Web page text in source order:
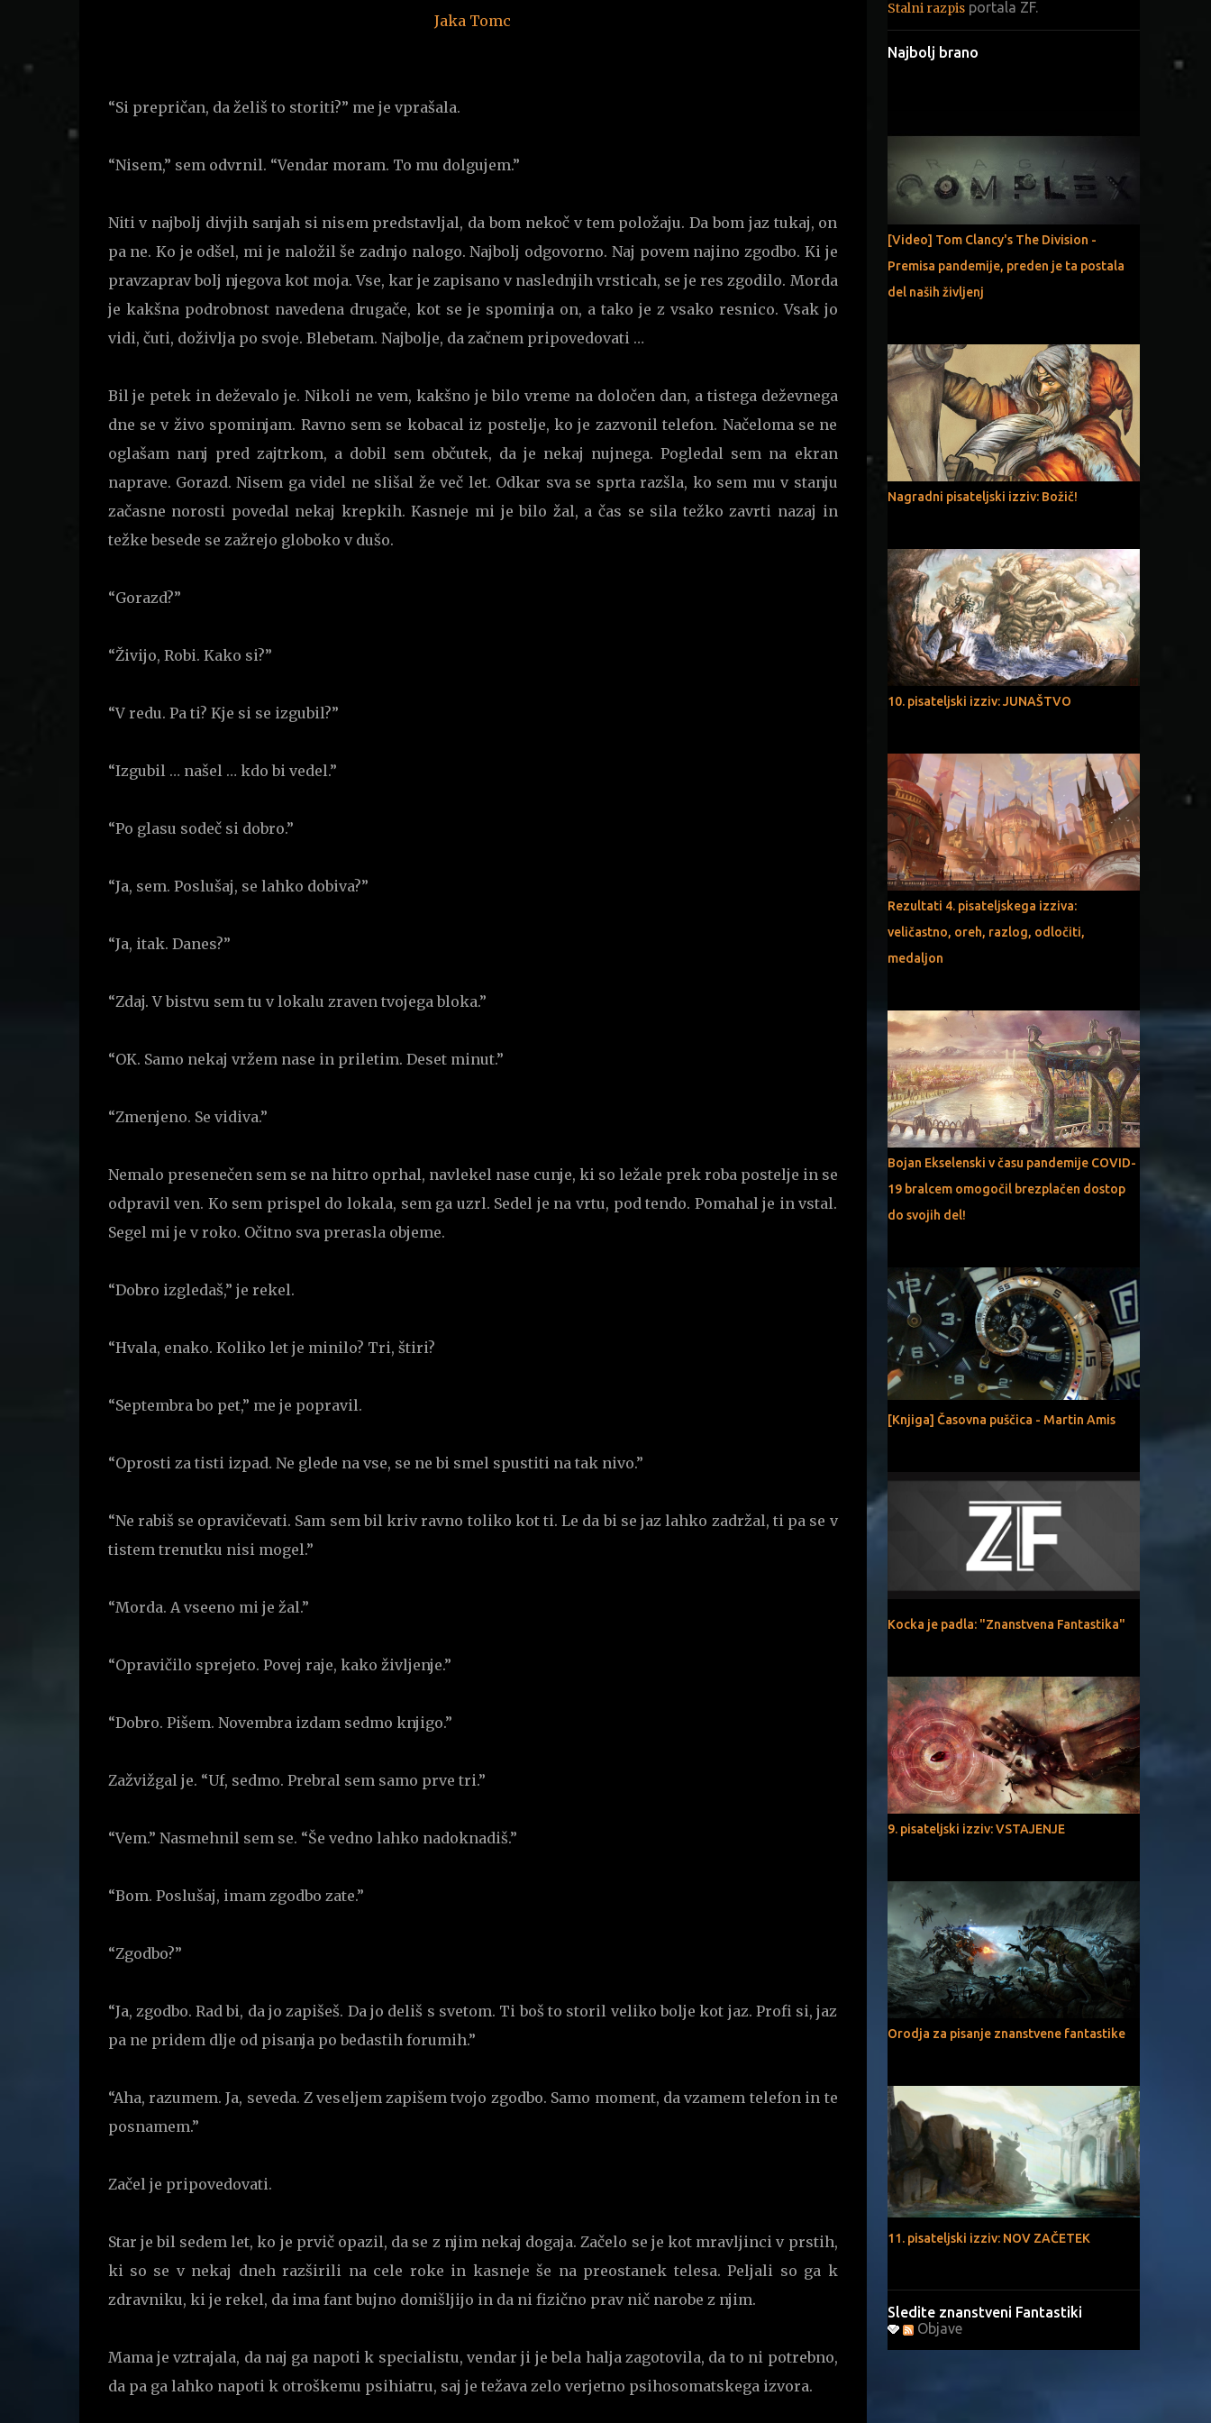
Jaka Tomc
“Si prepričan, da želiš to storiti?” me je vprašala.
“Nisem,” sem odvrnil. “Vendar moram. To mu dolgujem.”
Niti v najbolj divjih sanjah si nisem predstavljal, da bom nekoč v tem položaju. Da bom jaz tukaj, on
pa ne. Ko je odšel, mi je naložil še zadnjo nalogo. Najbolj odgovorno. Naj povem najino zgodbo. Ki je
pravzaprav bolj njegova kot moja. Vse, kar je zapisano v naslednjih vrsticah, se je res zgodilo. Morda
je kakšna podrobnost navedena drugače, kot se je spominja on, a tako je z vsako resnico. Vsak jo
vidi, čuti, doživlja po svoje. Blebetam. Najbolje, da začnem pripovedovati …
Bil je petek in deževalo je. Nikoli ne vem, kakšno je bilo vreme na določen dan, a tistega deževnega
dne se v živo spominjam. Ravno sem se kobacal iz postelje, ko je zazvonil telefon. Načeloma se ne
oglašam nanj pred zajtrkom, a dobil sem občutek, da je nekaj nujnega. Pogledal sem na ekran
naprave. Gorazd. Nisem ga videl ne slišal že več let. Odkar sva se sprta razšla, ko sem mu v stanju
začasne norosti povedal nekaj krepkih. Kasneje mi je bilo žal, a čas se sila težko zavrti nazaj in
težke besede se zažrejo globoko v dušo.
“Gorazd?”
“Živijo, Robi. Kako si?”
“V redu. Pa ti? Kje si se izgubil?”
“Izgubil … našel … kdo bi vedel.”
“Po glasu sodeč si dobro.”
“Ja, sem. Poslušaj, se lahko dobiva?”
“Ja, itak. Danes?”
“Zdaj. V bistvu sem tu v lokalu zraven tvojega bloka.”
“OK. Samo nekaj vržem nase in priletim. Deset minut.”
“Zmenjeno. Se vidiva.”
Nemalo presenečen sem se na hitro oprhal, navlekel nase cunje, ki so ležale prek roba postelje in se
odpravil ven. Ko sem prispel do lokala, sem ga uzrl. Sedel je na vrtu, pod tendo. Pomahal je in vstal.
Segel mi je v roko. Očitno sva prerasla objeme.
“Dobro izgledaš,” je rekel.
“Hvala, enako. Koliko let je minilo? Tri, štiri?
“Septembra bo pet,” me je popravil.
“Oprosti za tisti izpad. Ne glede na vse, se ne bi smel spustiti na tak nivo.”
“Ne rabiš se opravičevati. Sam sem bil kriv ravno toliko kot ti. Le da bi se jaz lahko zadržal, ti pa se v
tistem trenutku nisi mogel.”
“Morda. A vseeno mi je žal.”
“Opravičilo sprejeto. Povej raje, kako življenje.”
“Dobro. Pišem. Novembra izdam sedmo knjigo.”
Zažvižgal je. “Uf, sedmo. Prebral sem samo prve tri.”
“Vem.” Nasmehnil sem se. “Še vedno lahko nadoknadiš.”
“Bom. Poslušaj, imam zgodbo zate.”
“Zgodbo?”
“Ja, zgodbo. Rad bi, da jo zapišeš. Da jo deliš s svetom. Ti boš to storil veliko bolje kot jaz. Profi si, jaz
pa ne pridem dlje od pisanja po bedastih forumih.”
“Aha, razumem. Ja, seveda. Z veseljem zapišem tvojo zgodbo. Samo moment, da vzamem telefon in te
posnamem.”
Začel je pripovedovati.
Star je bil sedem let, ko je prvič opazil, da se z njim nekaj dogaja. Začelo se je kot mravljinci v prstih,
ki so se v nekaj dneh razširili na cele roke in kasneje še na preostanek telesa. Peljali so ga k
zdravniku, ki je rekel, da ima fant bujno domišljijo in da ni fizično prav nič narobe z njim.
Mama je vztrajala, da naj ga napoti k specialistu, vendar ji je bela halja zagotovila, da to ni potrebno,
da pa ga lahko napoti k otroškemu psihiatru, saj je težava zelo verjetno psihosomatskega izvora.
Stalni razpisportala ZF.
Najbolj brano
[Video] Tom Clancy's The Division -
Premisa pandemije, preden je ta postala
del naših življenj
Nagradni pisateljski izziv: Božič!
10. pisateljski izziv: JUNAŠTVO
Rezultati 4. pisateljskega izziva:
veličastno, oreh, razlog, odločiti,
medaljon
Bojan Ekselenski v času pandemije COVID-
19 bralcem omogočil brezplačen dostop
do svojih del!
[Knjiga] Časovna puščica - Martin Amis
Kocka je padla: "Znanstvena Fantastika"
9. pisateljski izziv: VSTAJENJE
Orodja za pisanje znanstvene fantastike
11. pisateljski izziv: NOV ZAČETEK
Sledite znanstveni Fantastiki
Objave